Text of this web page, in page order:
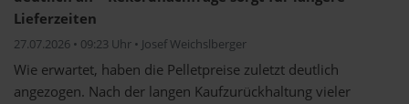
Lieferzeiten
27.07.2026 • 09:23 Uhr • Josef Weichslberger
Wie erwartet, haben die Pelletpreise zuletzt deutlich
angezogen. Nach der langen Kaufzurückhaltung vieler